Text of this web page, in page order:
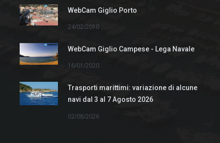
WebCam Giglio Porto
24/02/2010
WebCam Giglio Campese - Lega Navale
16/01/2020
Trasporti marittimi: variazione di alcune
navi dal 3 al 7 Agosto 2026
02/08/2026